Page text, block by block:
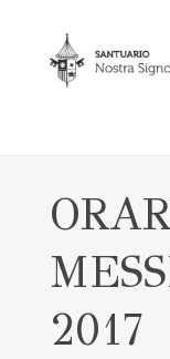
2017